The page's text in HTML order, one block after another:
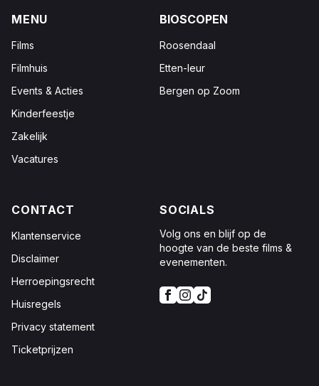
MENU
Films
Filmhuis
Events & Acties
Kinderfeestje
Zakelijk
Vacatures
BIOSCOPEN
Roosendaal
Etten-leur
Bergen op Zoom
CONTACT
Klantenservice
Disclaimer
Herroepingsrecht
Huisregels
Privacy statement
Ticketprijzen
SOCIALS
Volg ons en blijf op de
hoogte van de beste films &
evenementen.